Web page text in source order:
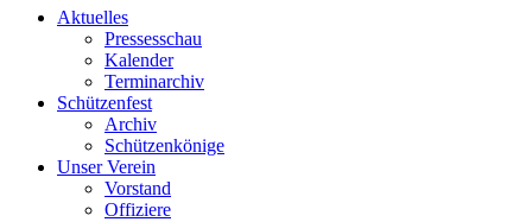
Aktuelles
Pressesschau
Kalender
Terminarchiv
Schützenfest
Archiv
Schützenkönige
Unser Verein
Vorstand
Offiziere